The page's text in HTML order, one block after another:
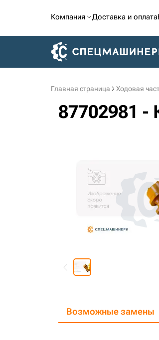
Компания Доставка и оплата
Главная страница Ходовая
87702981
Возможные замены